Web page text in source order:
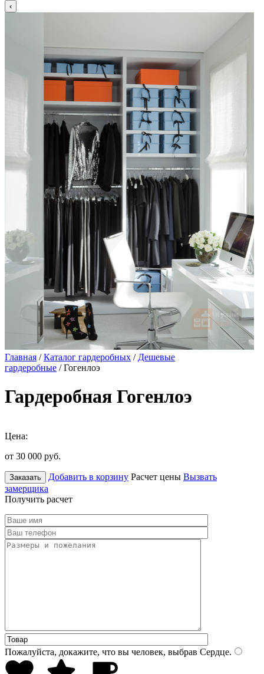
Главная /Каталог гардеробных / Дешевые
гардеробные / Гогенлоэ
Гардеробная Гогенлоэ
Цена:
от 30 000 руб.
Заказать Добавить в корзину Расчет цены Вызвать
замерщика
Получить расчет
Пожалуйста, докажите, что вы человек, выбрав Сердце.